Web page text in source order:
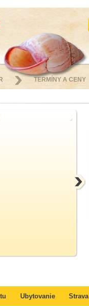
TERMÍNY A CENY
Ubytovanie Strava